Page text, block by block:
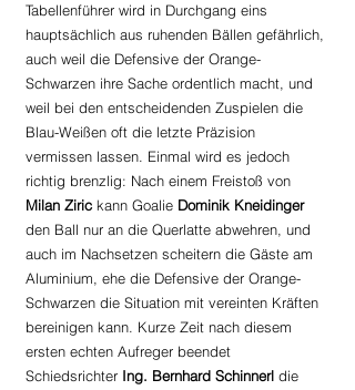
Tabellenführer wird in Durchgang eins
hauptsächlich aus ruhenden Bällen gefährlich,
auch weil die Defensive der Orange-
Schwarzen ihre Sache ordentlich macht, und
weil bei den entscheidenden Zuspielen die
Blau-Weißen oft die letzte Präzision
vermissen lassen. Einmal wird es jedoch
richtig brenzlig: Nach einem Freistoß von
Milan Ziric kann Goalie Dominik Kneidinger
den Ball nur an die Querlatte abwehren, und
auch im Nachsetzen scheitern die Gäste am
Aluminium, ehe die Defensive der Orange-
Schwarzen die Situation mit vereinten Kräften
bereinigen kann. Kurze Zeit nach diesem
ersten echten Aufreger beendet
Schiedsrichter Ing. Bernhard Schinnerl die